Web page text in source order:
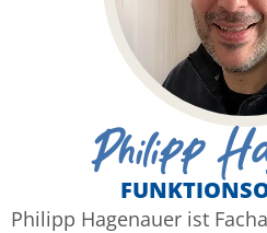
Philipp
Philipp Hagenauer ist